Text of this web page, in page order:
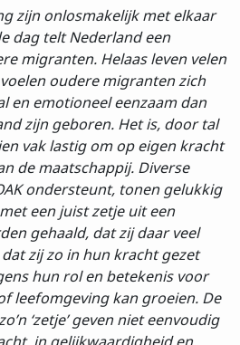
zijn onlosmakelijk met elkaar
dag telt Nederland een
migranten. Helaas leven velen
oudere migranten zich
en emotioneel eenzaam dan
zijn geboren. Het is, door tal
vak lastig om op eigen kracht
de maatschappij. Diverse
ondersteunt, tonen gelukkig
een juist zetje uit een
gehaald, dat zij daar veel
zij zo in hun kracht gezet
hun rol en betekenis voor
leefomgeving kan groeien. De
‘zetje’ geven niet eenvoudig
in gelijkwaardigheid en